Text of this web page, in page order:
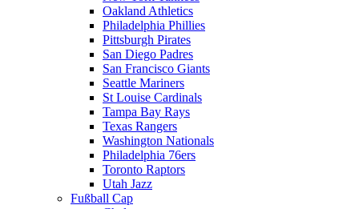
Oakland Athletics
Philadelphia Phillies
Pittsburgh Pirates
San Diego Padres
San Francisco Giants
Seattle Mariners
St Louise Cardinals
Tampa Bay Rays
Texas Rangers
Washington Nationals
Philadelphia 76ers
Toronto Raptors
Utah Jazz
Fußball Cap